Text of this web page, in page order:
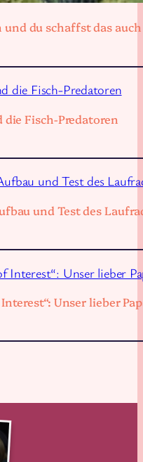
du schaffst das auch
Fisch-Predatoren
und Test des
Unser lieber